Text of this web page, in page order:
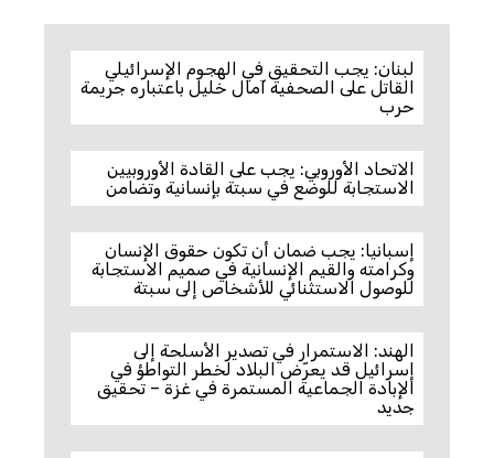
لبنان: يجب التحقيق في الهجوم الإسرائيلي
القاتل على الصحفية آمال خليل باعتباره جريمة
حرب
الاتحاد الأوروبي: يجب على القادة الأوروبيين
الاستجابة للوضع في سبتة بإنسانية وتضامن
إسبانيا: يجب ضمان أن تكون حقوق الإنسان
وكرامته والقيم الإنسانية في صميم الاستجابة
للوصول الاستثنائي للأشخاص إلى سبتة
الهند: الاستمرار في تصدير الأسلحة إلى
إسرائيل قد يعرّض البلاد لخطر التواطؤ في
الإبادة الجماعية المستمرة في غزة – تحقيق
جديد